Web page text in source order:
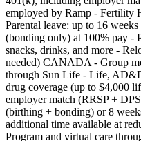
employed by Ramp - Fertility
Parental leave: up to 16
(bonding only) at 100% pay -
snacks, drinks, and more -
needed) CANADA - Group
through Sun Life - Life,
drug coverage (up to $4,000
employer match (RRSP +
(birthing + bonding) or 8
additional time available at
Program and virtual care